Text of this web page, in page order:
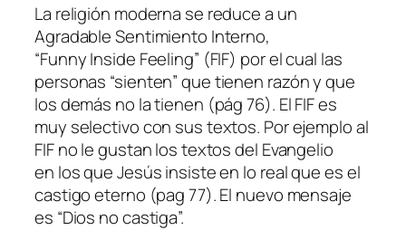
La religión moderna se reduce a un
Agradable Sentimiento Interno,
“Funny Inside Feeling” (FIF) por el cual las
personas “sienten” que tienen razón y que
los demás no la tienen (pág 76). El FIF es
muy selectivo con sus textos. Por ejemplo al
FIF no le gustan los textos del Evangelio
en los que Jesús insiste en lo real que es el
castigo eterno (pag 77). El nuevo mensaje
es “Dios no castiga”.